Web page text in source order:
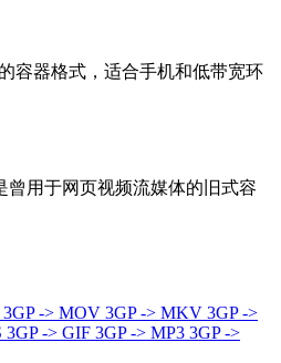
容器格式，适合手机和低带宽环
曾用于网页视频流媒体的旧式容
3GP -> MOV 3GP -> MKV 3GP ->
3GP -> GIF 3GP -> MP3 3GP ->